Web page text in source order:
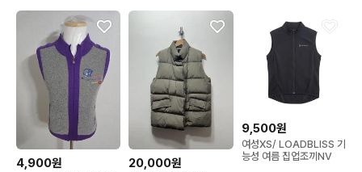
4,900원 20,000원
9,500원
여성XS/ LOADBLISS 기
능성 여름 집업조끼NV